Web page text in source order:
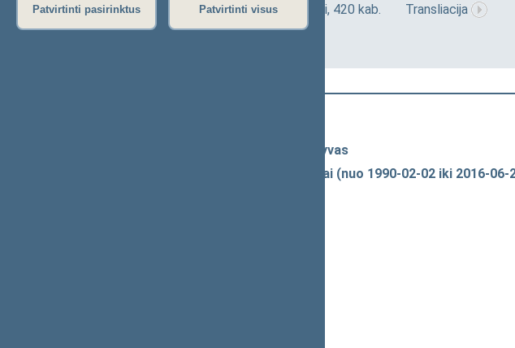
Patvirtinti pasirinktus Patvirtinti visus
2026-06-05 10:00
Seimo III rūmai, 420 kab.
Transliacija
Darbotvarkė
Seimo vaizdo ir garso įrašų archyvas
Spaudos konferencijų garso įrašai (nuo 1990-02-02 iki 2016-06-